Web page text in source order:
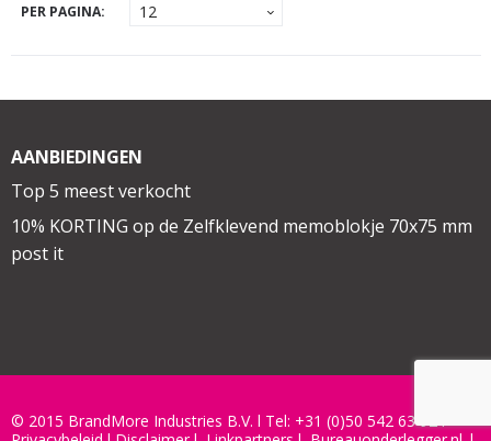
PER PAGINA:
AANBIEDINGEN
Top 5 meest verkocht
10% KORTING op de Zelfklevend memoblokje 70x75 mm
post it
© 2015 BrandMore Industries B.V. l Tel: +31 (0)50 542 63 92